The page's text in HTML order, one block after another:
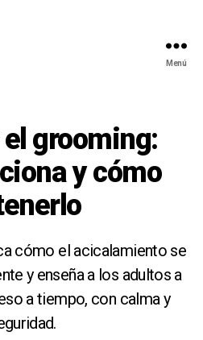
Menú
grooming:
y cómo
cómo el acicalamiento se
y enseña a los adultos a
a tiempo, con calma y